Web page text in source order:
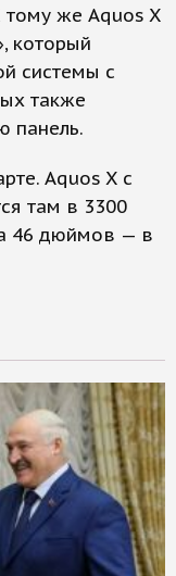
тому же Aquos X
который
системы с
также
панель.
Aquos X с
там в 3300
46 дюймов — в